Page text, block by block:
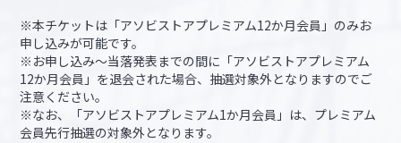
※本チケットは「アソビストアプレミアム12か月会員」のみお
申し込みが可能です。
※お申し込み～当落発表までの間に「アソビストアプレミアム
12か月会員」を退会された場合、抽選対象外となりますのでご
注意ください。
※なお、「アソビストアプレミアム1か月会員」は、プレミアム
会員先行抽選の対象外となります。